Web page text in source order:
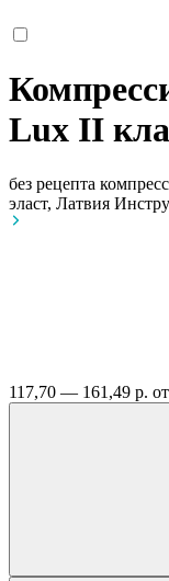
Lux II
без рецепта
эласт, Латвия
117,70 — 161,49 р.